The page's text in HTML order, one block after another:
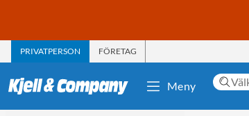
PRIVATPERSON FÖRETAG
Meny